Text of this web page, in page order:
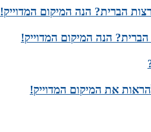
הברית? הנה המיקום המדוייק!
הנה המיקום המדוייק!
את המיקום המדוייק!